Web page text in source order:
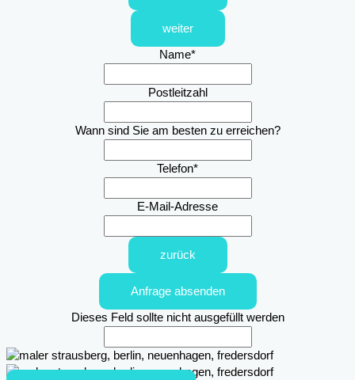
weiter
Name*
Postleitzahl
Wann sind Sie am besten zu erreichen?
Telefon*
E-Mail-Adresse
zurück
Anfrage absenden
Dieses Feld sollte nicht ausgefüllt werden